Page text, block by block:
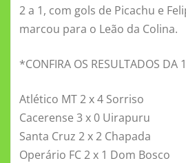
2 a 1, com gols de Picachu e
marcou para o Leão da Colina.
*CONFIRA OS RESULTADOS DA
Atlético MT 2 x 4 Sorriso
Cacerense 3 x 0 Uirapuru
Santa Cruz 2 x 2 Chapada
Operário FC 2 x 1 Dom Bosco